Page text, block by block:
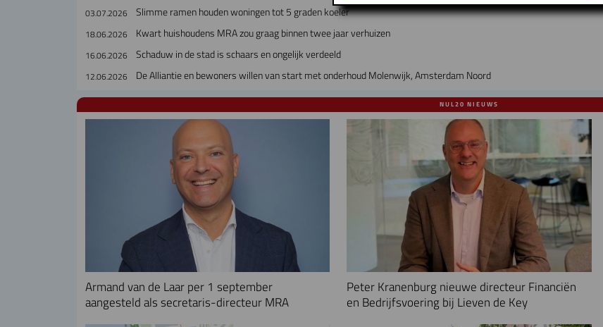
03.07.2026 Slimme ramen houden woningen tot 5 graden koeler
18.06.2026 Kwart huishoudens MRA zou graag binnen twee jaar verhuizen
16.06.2026 Schaduw in de stad is schaars en ongelijk verdeeld
12.06.2026 De Alliantie en bewoners willen van start met onderhoud Molenwijk, Amsterdam Noord
NUL20 NIEUWS
Armand van de Laar per 1 september
aangesteld als secretaris-directeur MRA
Peter Kranenburg nieuwe directeur Financiën
en Bedrijfsvoering bij Lieven de Key